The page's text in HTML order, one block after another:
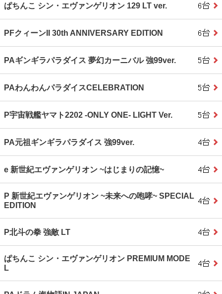
ぱちんこ シン・エヴァンゲリオン 129 LT ver.
PFクィーンII 30th ANNIVERSARY EDITION
PAギンギラパラダイス 夢幻カーニバル 強99ver.
PAわんわんパラダイスCELEBRATION
P宇宙戦艦ヤマト2202 ‐ONLY ONE‐ LIGHT Ver.
PA元祖ギンギラパラダイス 強99ver.
e 新世紀エヴァンゲリオン ~はじまりの記憶~
P 新世紀エヴァンゲリオン ~未来への咆哮~ SPECIAL
EDITION
P北斗の拳 強敵 LT
ぱちんこ シン・エヴァンゲリオン PREMIUM MODE
L